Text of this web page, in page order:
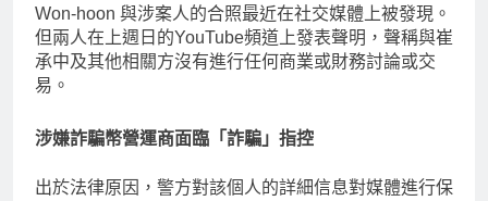
Won-hoon 與涉案人的合照最近在社交媒體上被發現。
但兩人在上週日的YouTube頻道上發表聲明，聲稱與崔
承中及其他相關方沒有進行任何商業或財務討論或交
易。
涉嫌詐騙幣營運商面臨「詐騙」指控
出於法律原因，警方對該個人的詳細信息對媒體進行保